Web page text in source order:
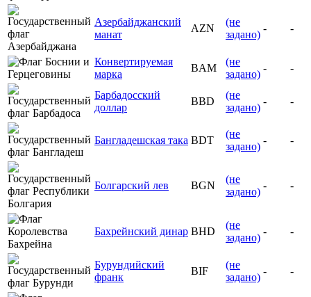
Азербайджанский
манат
AZN
(не
задано)
- -
Конвертируемая
марка
BAM
(не
задано)
- -
Барбадосский
доллар
BBD
(не
задано)
- -
Бангладешская така BDT
(не
задано)
- -
Болгарский лев BGN
(не
задано)
- -
Бахрейнский динар BHD
(не
задано)
- -
Бурундийский
франк
BIF
(не
задано)
- -